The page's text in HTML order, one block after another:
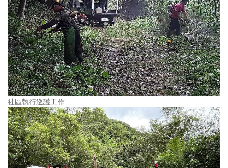
社區執行巡護工作